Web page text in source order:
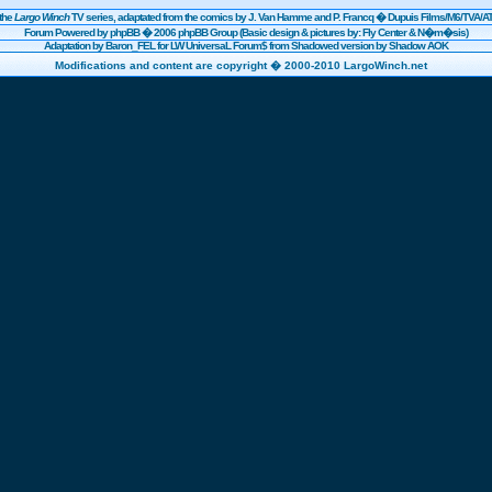
Largo WinchTV series, adaptated from the comics by J. Van Hamme and P. Francq �DupuisFilms/M6/TVA/
Forum Powered byphpBB� 2006 phpBB Group (Basic design & pictures by: Fly Center & N�m�sis)
Adaptation by Baron_FEL for LW UniversaL Forum$ from Shadowed version by Shadow AOK
Modifications and content are copyright � 2000-2010 LargoWinch.net